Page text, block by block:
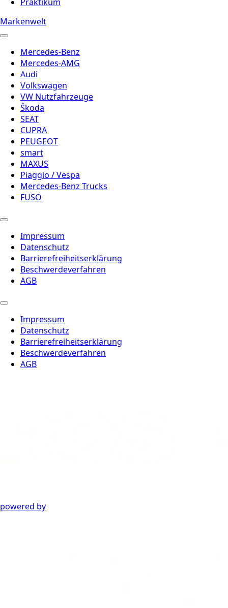
Markenwelt
Mercedes-Benz
Mercedes-AMG
Audi
Volkswagen
VW Nutzfahrzeuge
Škoda
SEAT
CUPRA
PEUGEOT
smart
MAXUS
Piaggio / Vespa
Mercedes-Benz Trucks
FUSO
Impressum
Datenschutz
Barrierefreiheitserklärung
Beschwerdeverfahren
AGB
Impressum
Datenschutz
Barrierefreiheitserklärung
Beschwerdeverfahren
AGB
powered by